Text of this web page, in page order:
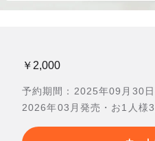
￥2,000
予約期間：2025年09月30
2026年03月発売・お1人様